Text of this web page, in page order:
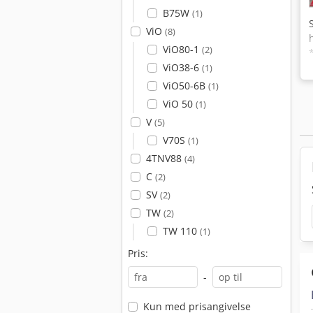
B75W (1)
ViO (8)
ViO80-1 (2)
ViO38-6 (1)
ViO50-6B (1)
ViO 50 (1)
V(5)
V70S (1)
4TNV88 (4)
C (2)
SV(2)
TW (2)
TW 110 (1)
Pris:
-
Kun med prisangivelse